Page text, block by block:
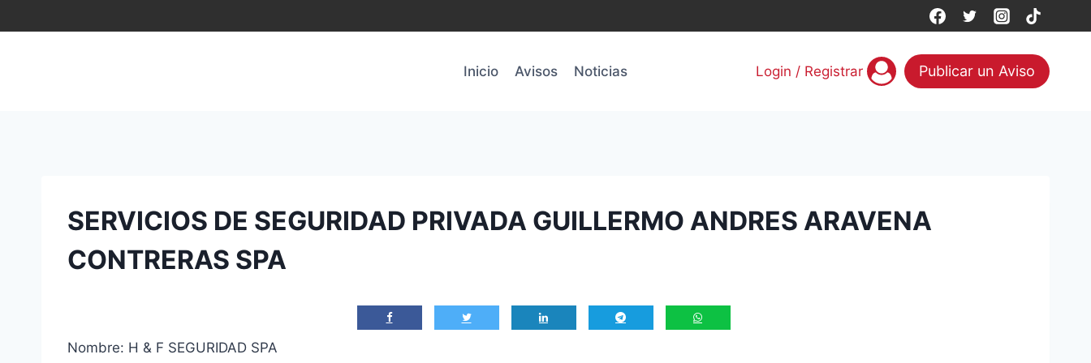
al
Inicio
Avisos Noticias Login / Registrar Publicar un Aviso
SERVICIOS DE SEGURIDAD PRIVADA GUILLERMO ANDRES ARAVENA
CONTRERAS SPA
Nombre: H & F SEGURIDAD SPA